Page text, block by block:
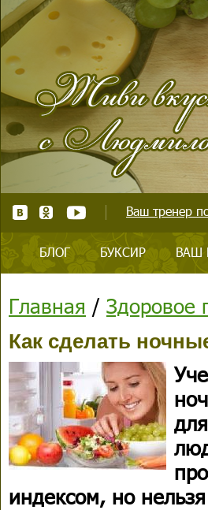
Ваш тренер
БЛОГ БУКСИР ВАШ
Главная / Здоровое
Как сделать
индексом, но